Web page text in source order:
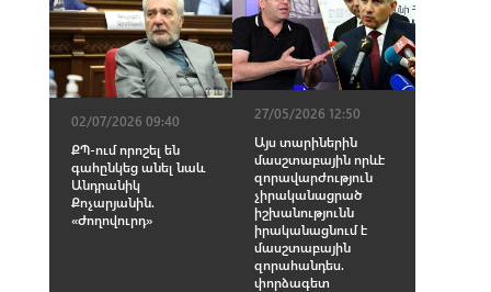
02/07/2026 09:40
ՔՊ-ում որոշել են
գահընկեց անել նաև
Անդրանիկ
Քոչարյանին.
«Ժողովուրդ»
27/05/2026 12:50
Այս տարիներին
մասշտաբային որևէ
զորավարժություն
չիրականացրած
իշխանությունն
իրականացնում է
մասշտաբային
զորահանդես.
փորձագետ